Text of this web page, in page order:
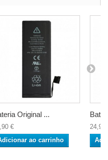
Original ...
€
ao carrinho
24,90